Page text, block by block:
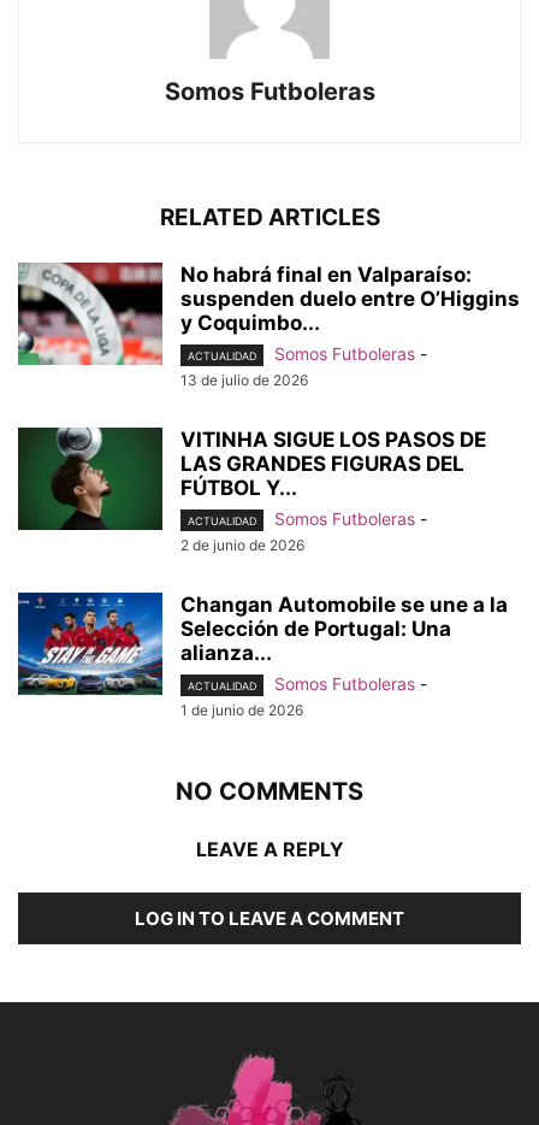
Somos Futboleras
RELATED ARTICLES
No habrá final en Valparaíso:
suspenden duelo entre O’Higgins
y Coquimbo...
ACTUALIDAD Somos Futboleras -
13 de julio de 2026
VITINHA SIGUE LOS PASOS DE
LAS GRANDES FIGURAS DEL
FÚTBOL Y...
ACTUALIDAD Somos Futboleras -
2 de junio de 2026
Changan Automobile se une a la
Selección de Portugal: Una
alianza...
ACTUALIDAD Somos Futboleras -
1 de junio de 2026
NO COMMENTS
LEAVE A REPLY
LOG IN TO LEAVE A COMMENT